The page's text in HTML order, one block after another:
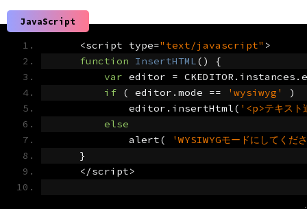
JavaScript
<script type="text/javascript" >
function
InsertHTML()
{
var editor = CKEDITOR . instances .
if
( editor . mode == 'wysiwyg'
)
            editor
. insertHtml( '<p>テキス
else
            alert
(
'WYSIWYGモードにしてくだ
}
</script>